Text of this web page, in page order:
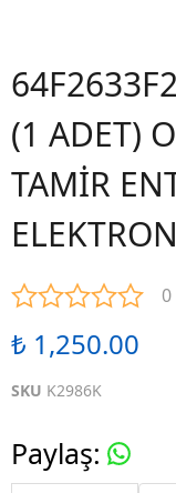
(1 ADET)
TAMİR
₺ 1,250.00
SKU K2986K
Paylaş: